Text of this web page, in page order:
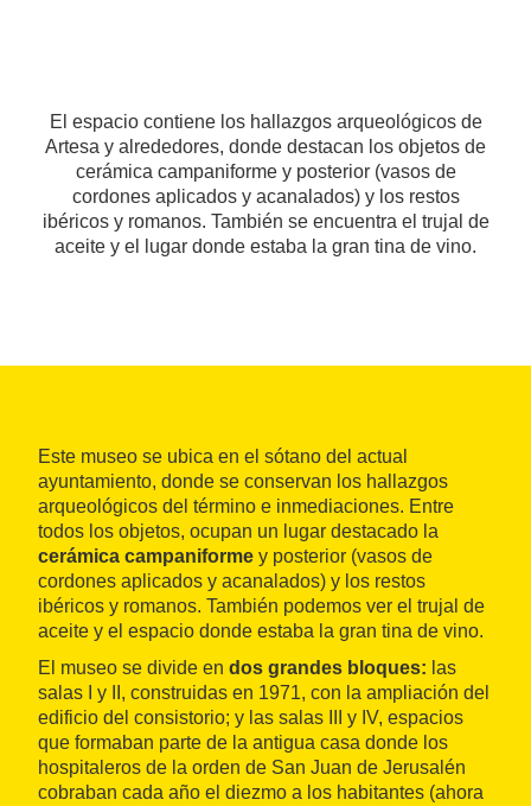
El espacio contiene los hallazgos arqueológicos de
Artesa y alrededores, donde destacan los objetos de
cerámica campaniforme y posterior (vasos de
cordones aplicados y acanalados) y los restos
ibéricos y romanos. También se encuentra el trujal de
aceite y el lugar donde estaba la gran tina de vino.
Este museo se ubica en el sótano del actual
ayuntamiento, donde se conservan los hallazgos
arqueológicos del término e inmediaciones. Entre
todos los objetos, ocupan un lugar destacado la
cerámica campaniforme y posterior (vasos de
cordones aplicados y acanalados) y los restos
ibéricos y romanos. También podemos ver el trujal de
aceite y el espacio donde estaba la gran tina de vino.
El museo se divide en dos grandes bloques: las
salas I y II, construidas en 1971, con la ampliación del
edificio del consistorio; y las salas III y IV, espacios
que formaban parte de la antigua casa donde los
hospitaleros de la orden de San Juan de Jerusalén
cobraban cada año el diezmo a los habitantes (ahora